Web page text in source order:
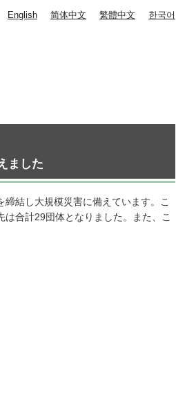
English 简体中文 繁體中文 한국어
ました
結し大規模災害に備えています。こ
合計29団体となりました。また、こ